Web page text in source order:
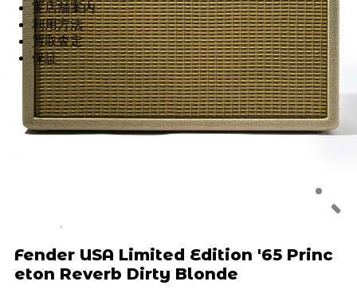
実店舗案内
利用方法
買取査定
保証
Fender USA Limited Edition '65 Princ
eton Reverb Dirty Blonde